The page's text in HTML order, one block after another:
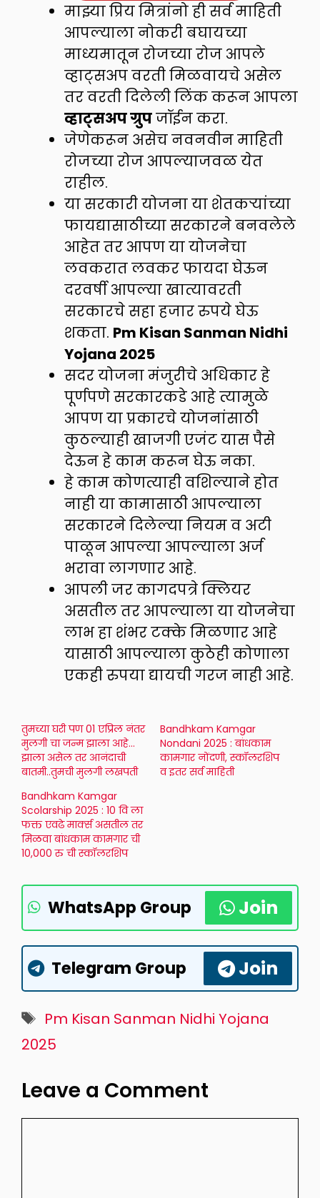
माझ्या प्रिय मित्रांनो ही सर्व माहिती
आपल्याला नोकरी बघायच्या
माध्यमातून रोजच्या रोज आपले
व्हाट्सअप वरती मिळवायचे असेल
तर वरती दिलेली लिंक करून आपला
व्हाट्सअप ग्रुपजॉईन करा.
जेणेकरून असेच नवनवीन माहिती
रोजच्या रोज आपल्याजवळ येत
राहील.
या सरकारी योजना या शेतकऱ्यांच्या
फायद्यासाठीच्या सरकारने बनवलेले
आहेत तर आपण या योजनेचा
लवकरात लवकर फायदा घेऊन
दरवर्षी आपल्या खात्यावरती
सरकारचे सहा हजार रुपये घेऊ
शकता. Pm Kisan Sanman Nidhi
Yojana 2025
सदर योजना मंजुरीचे अधिकार हे
पूर्णपणे सरकारकडे आहे त्यामुळे
आपण या प्रकारचे योजनांसाठी
कुठल्याही खाजगी एजंट यास पैसे
देऊन हे काम करून घेऊ नका.
हे काम कोणत्याही वशिल्याने होत
नाही या कामासाठी आपल्याला
सरकारने दिलेल्या नियम व अटी
पाळून आपल्या आपल्याला अर्ज
भरावा लागणार आहे.
आपली जर कागदपत्रे क्लियर
असतील तर आपल्याला या योजनेचा
लाभ हा शंभर टक्के मिळणार आहे
यासाठी आपल्याला कुठेही कोणाला
एकही रुपया द्यायची गरज नाही आहे.
तुमच्या घरी पण 01 एप्रिल नंतर
मुलगी चा जन्म झाला आहे…
झाला असेल तर आनंदाची
बातमी..तुमची मुलगी लखपती
Bandhkam Kamgar
Nondani 2025 : बांधकाम
कामगार नोंदणी, स्कॉलरशिप
व इतर सर्व माहिती
Bandhkam Kamgar
Scolarship 2025 : 10 वि ला
फक्त एवढे मार्क्स असतील तर
मिळवा बांधकाम कामगार ची
10,000 रु ची स्कॉलरशिप
WhatsApp Group Join
Telegram Group Join
Tags
Pm Kisan Sanman Nidhi Yojana
2025
Leave a Comment